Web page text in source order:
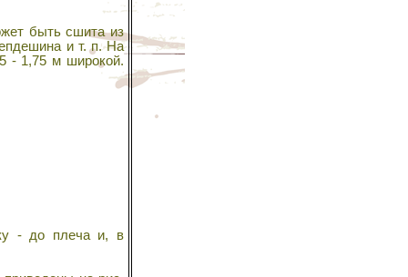
быть сшита из
и т. п. На
- 1,75 м широкой.
- до плеча и, в